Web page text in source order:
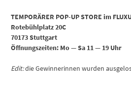
TEMPORÄRER POP-UP STORE im
Rotebühlplatz 20C
70173 Stuttgart
Öffnungszeiten: Mo — Sa 11 — 19 Uhr
Edit:die Gewinnerinnen wurden